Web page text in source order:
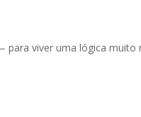
viver uma lógica muito